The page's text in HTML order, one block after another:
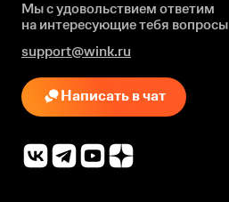
Мы с удовольствием ответим
на интересующиетебя вопросы
support@wink.ru
Написать в чат